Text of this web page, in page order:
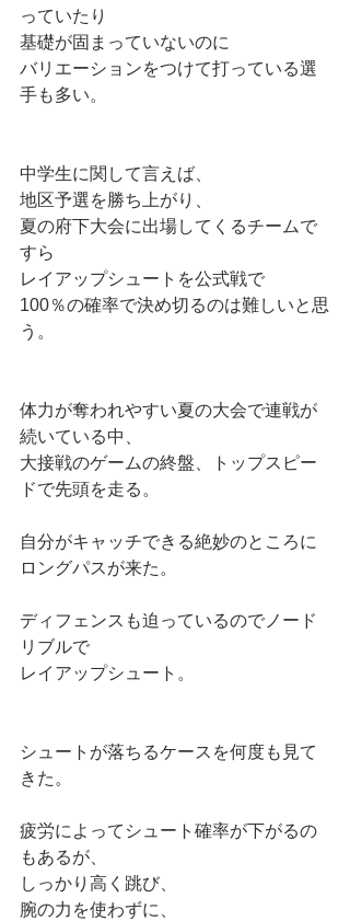
っていたり
基礎が固まっていないのに
バリエーションをつけて打っている選
手も多い。
中学生に関して言えば、
地区予選を勝ち上がり、
夏の府下大会に出場してくるチームで
すら
レイアップシュートを公式戦で
100％の確率で決め切るのは難しいと思
う。
体力が奪われやすい夏の大会で連戦が
続いている中、
大接戦のゲームの終盤、トップスピー
ドで先頭を走る。
自分がキャッチできる絶妙のところに
ロングパスが来た。
ディフェンスも迫っているのでノード
リブルで
レイアップシュート。
シュートが落ちるケースを何度も見て
きた。
疲労によってシュート確率が下がるの
もあるが、
しっかり高く跳び、
腕の力を使わずに、